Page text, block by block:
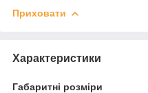
Приховати
Характеристики
Габаритні розміри